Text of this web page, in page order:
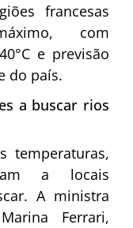
francesas
com
e previsão
do país.
a buscar rios
temperaturas,
a locais
A ministra
Ferrari,